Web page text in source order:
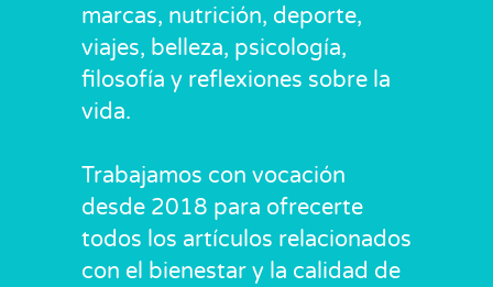
marcas, nutrición, deporte,
viajes, belleza, psicología,
filosofía y reflexiones sobre la
vida.
Trabajamos con vocación
desde 2018 para ofrecerte
todos los artículos relacionados
con el bienestar y la calidad de